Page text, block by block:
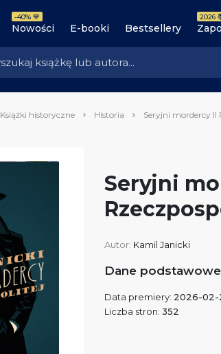
Nowości
-40% 💙
E-booki Bestsellery
2026
Książki historyczne Historia Seryjni mordercy II
Seryjni
Autor: Kamil Janicki
Dane podstawowe
Data premiery: 2026-02-
Liczba stron: 352